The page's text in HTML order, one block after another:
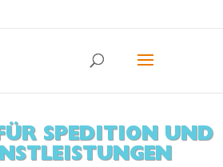
SPE­DITION UND